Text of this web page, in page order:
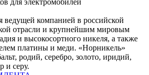
для электромобилей
ведущей компанией в российской
отрасли и крупнейшим мировым
и высокосортного никеля, а также
платины и меди. «Норникель»
родий, серебро, золото, иридий,
и серу.